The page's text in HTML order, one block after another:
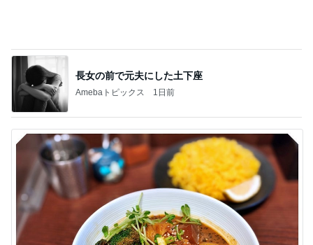
どうしても食べたかった薬膳カレー
Amebaトピックス 13時間前
記事を読む